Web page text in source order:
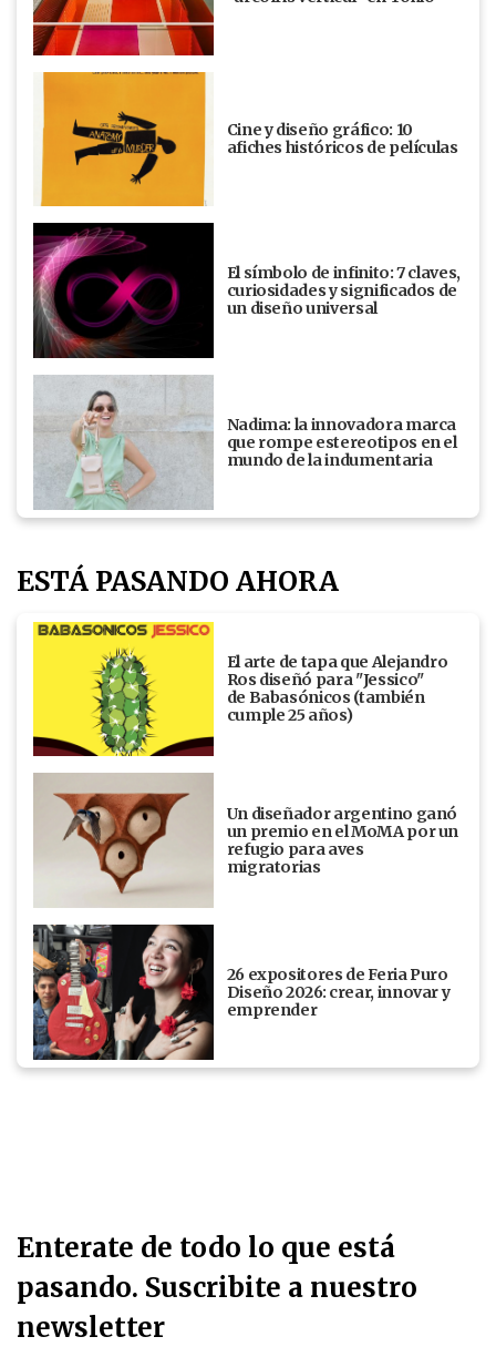
Cine y diseño gráfico: 10
afiches históricos de películas
El símbolo de infinito: 7 claves,
curiosidades y significados de
un diseño universal
Nadima: la innovadora marca
que rompe estereotipos en el
mundo de la indumentaria
ESTÁ PASANDO AHORA
El arte de tapa que Alejandro
Ros diseñó para "Jessico"
de Babasónicos (también
cumple 25 años)
Un diseñador argentino ganó
un premio en el MoMA por un
refugio para aves
migratorias
26 expositores de Feria Puro
Diseño 2026: crear, innovar y
emprender
Enterate de todo lo que está
pasando. Suscribite a nuestro
newsletter